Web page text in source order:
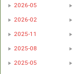
2026-05
2026-02
2025-11
2025-08
2025-05